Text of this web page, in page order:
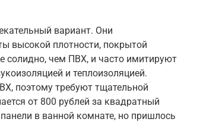
вариант. Они
высокой плотности, покрытой
солидно, чем ПВХ, и часто имитируют
и теплоизоляцией.
поэтому требуют тщательной
от 800 рублей за квадратный
в ванной комнате, но пришлось